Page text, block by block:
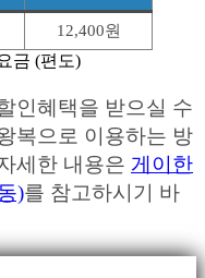
12,400원
금 (편도)
인혜택을 받으실 수
복으로 이용하는 방
세한 내용은 게이한
)를 참고하시기 바